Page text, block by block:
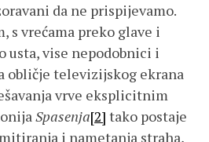
da ne prispijevamo.
s vrećama preko glave i
usta, vise nepodobnici i
obličje televizijskog ekrana
vrve eksplicitnim
Spasenja[2] tako postaje
i nametanja straha,